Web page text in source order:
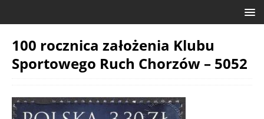
100 rocznica założenia Klubu
Sportowego Ruch Chorzów – 5052